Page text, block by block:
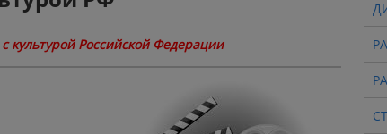
культурой Российской Федерации